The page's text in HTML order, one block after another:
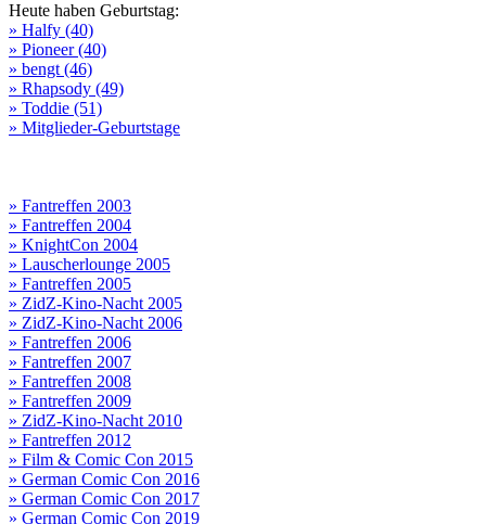
Heute haben Geburtstag:
» Halfy (40)
» Pioneer (40)
» bengt (46)
» Rhapsody (49)
» Toddie (51)
» Mitglieder-Geburtstage
» Fantreffen 2003
» Fantreffen 2004
» KnightCon 2004
» Lauscherlounge 2005
» Fantreffen 2005
» ZidZ-Kino-Nacht 2005
» ZidZ-Kino-Nacht 2006
» Fantreffen 2006
» Fantreffen 2007
» Fantreffen 2008
» Fantreffen 2009
» ZidZ-Kino-Nacht 2010
» Fantreffen 2012
» Film & Comic Con 2015
» German Comic Con 2016
» German Comic Con 2017
» German Comic Con 2019